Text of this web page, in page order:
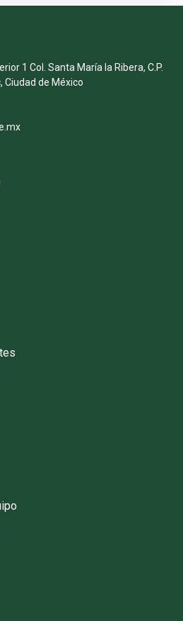
1 Col. Santa María la Ribera, C.P.
Ciudad de México